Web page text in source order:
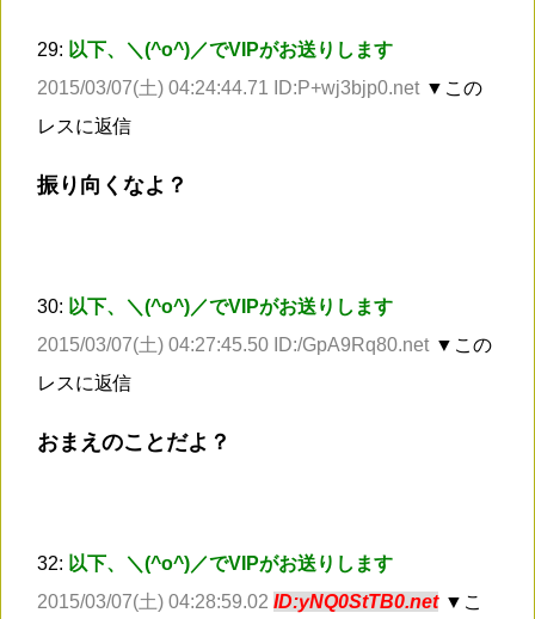
29: 以下、＼(^o^)／でVIPがお送りします
2015/03/07(土) 04:24:44.71 ID:P+wj3bjp0.net ▼この
レスに返信
振り向くなよ？
30: 以下、＼(^o^)／でVIPがお送りします
2015/03/07(土) 04:27:45.50 ID:/GpA9Rq80.net ▼この
レスに返信
おまえのことだよ？
32: 以下、＼(^o^)／でVIPがお送りします
2015/03/07(土) 04:28:59.02 ID:yNQ0StTB0.net ▼こ